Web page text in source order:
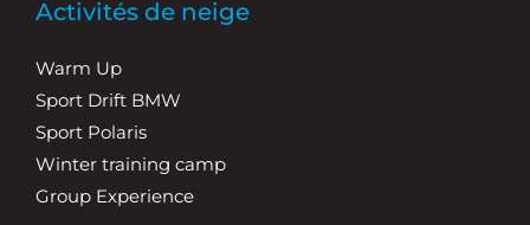
Activités de neige
Warm Up
Sport Drift BMW
Sport Polaris
Winter training camp
Group Experience